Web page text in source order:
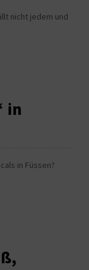
nicht jedem und
in
in Füssen?